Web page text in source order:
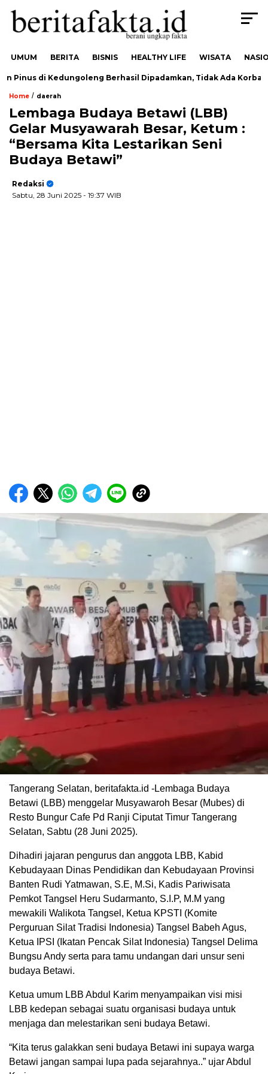
UMUM BERITA BISNIS HEALTHY LIFE WISATA
di Kedungoleng Berhasil Dipadamkan, Tidak Ada Korban
Home / daerah
Lembaga Budaya Betawi (LBB)
Gelar Musyawarah Besar, Ketum :
“Bersama Kita Lestarikan Seni
Budaya Betawi”
Redaksi
Sabtu, 28 Juni 2025 - 19:37 WIB
Tangerang Selatan, beritafakta.id -Lembaga Budaya
Betawi (LBB) menggelar Musyawaroh Besar (Mubes) di
Resto Bungur Cafe Pd Ranji Ciputat Timur Tangerang
Selatan, Sabtu (28 Juni 2025).
Dihadiri jajaran pengurus dan anggota LBB, Kabid
Kebudayaan Dinas Pendidikan dan Kebudayaan Provinsi
Banten Rudi Yatmawan, S.E, M.Si, Kadis Pariwisata
Pemkot Tangsel Heru Sudarmanto, S.I.P, M.M yang
mewakili Walikota Tangsel, Ketua KPSTI (Komite
Perguruan Silat Tradisi Indonesia) Tangsel Babeh Agus,
Ketua IPSI (Ikatan Pencak Silat Indonesia) Tangsel Delima
Bungsu Andy serta para tamu undangan dari unsur seni
budaya Betawi.
Ketua umum LBB Abdul Karim menyampaikan visi misi
LBB kedepan sebagai suatu organisasi budaya untuk
menjaga dan melestarikan seni budaya Betawi.
“Kita terus galakkan seni budaya Betawi ini supaya warga
Betawi jangan sampai lupa pada sejarahnya..” ujar Abdul